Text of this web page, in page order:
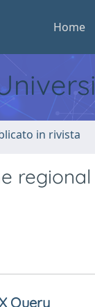
Home
in rivista
regional